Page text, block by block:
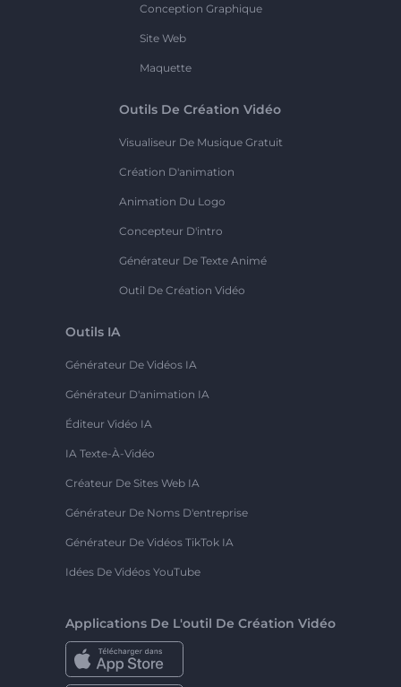
Conception Graphique
Site Web
Maquette
Outils De Création Vidéo
Visualiseur De Musique Gratuit
Création D'animation
Animation Du Logo
Concepteur D'intro
Générateur De Texte Animé
Outil De Création Vidéo
Outils IA
Générateur De Vidéos IA
Générateur D'animation IA
Éditeur Vidéo IA
IA Texte-À-Vidéo
Créateur De Sites Web IA
Générateur De Noms D'entreprise
Générateur De Vidéos TikTok IA
Idées De Vidéos YouTube
Applications De L'outil De Création Vidéo